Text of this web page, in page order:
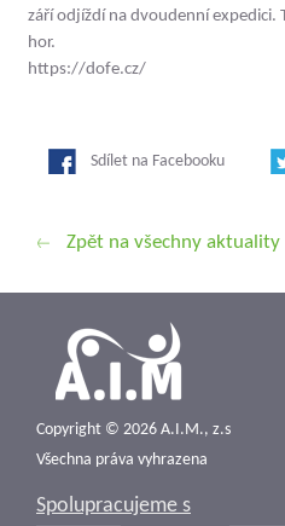
září odjíždí na dvoudenní expedici.
hor.
https://dofe.cz/
Sdílet na Facebooku
Zpět na všechny aktuality
Copyright © 2026 A.I.M., z.s
Všechna práva vyhrazena
Spolupracujeme s